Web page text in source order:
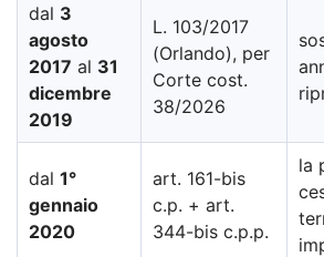
dal 3
agosto
2017 al 31
dicembre
2019
L. 103/2017
(Orlando), per
Corte cost.
38/2026
dal 1°
gennaio
2020
art. 161-bis
c.p. + art.
344-bis c.p.p.
la